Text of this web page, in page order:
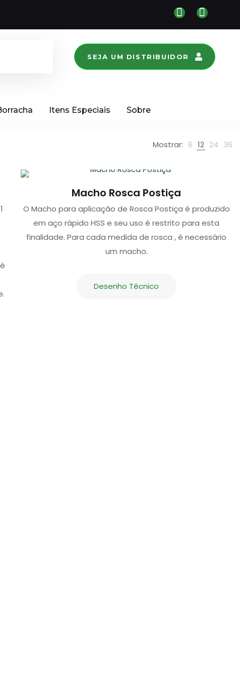
SEJA UM DISTRIBUIDOR
Itens Especiais Sobre
Mostrar: 6 12 24 36
Macho Rosca Postiça
O Macho para aplicação de Rosca Postiça é produzido
em aço rápido HSS e seu uso é restrito para esta
finalidade. Para cada medida de rosca , é necessário
um macho.
Desenho Técnico